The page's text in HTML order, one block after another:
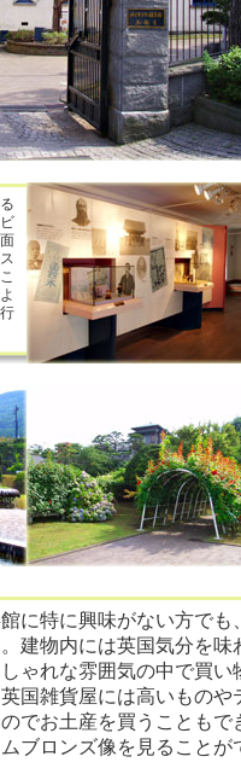
に特に興味がない方でも
建物内には英国気分を
ゃれな雰囲気の中で買
国雑貨屋には高いもの
でお土産を買うことも
ブロンズ像を見ること